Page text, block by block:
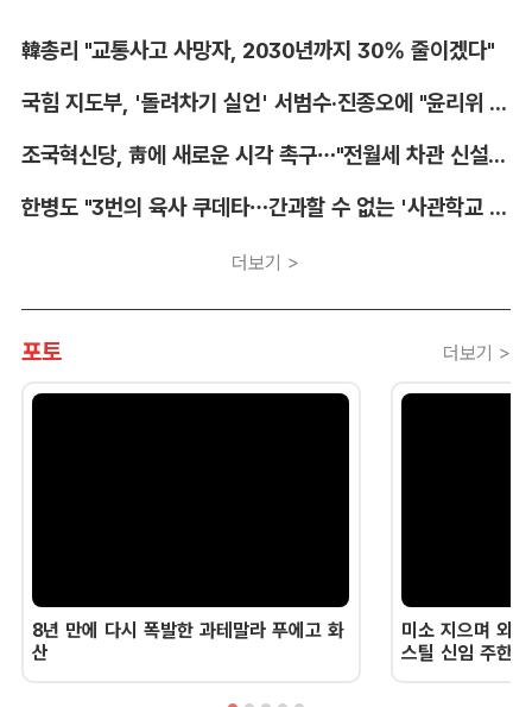
韓총리 "교통사고 사망자, 2030년까지 30% 줄이겠다"
국힘 지도부, '돌려차기 실언' 서범수·진종오에 "윤리위 엄중 조치"
조국혁신당, 靑에 새로운 시각 촉구…"전월세 차관 신설해야"
한병도 "3번의 육사 쿠데타…간과할 수 없는 '사관학교 통합' 명분"
더보기 >
포토 더보기 >
8년 만에 다시 폭발한 과테말라 푸에고 화
산
미소 지으며 외
스틸 신임 주한